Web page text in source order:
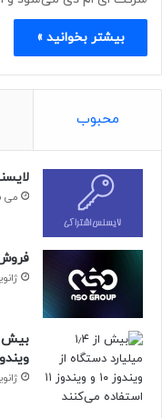
بیشتر بخوانید »
محبوب
می 15, 2023
ژانویه
ویندوز ۱۱ استفاده
ژانویه